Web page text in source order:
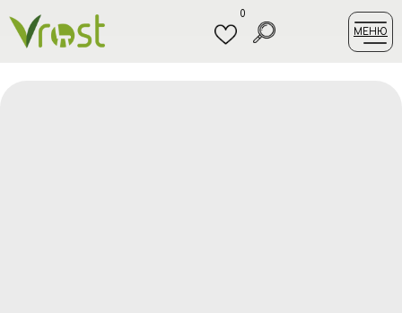
МЕНЮ
0